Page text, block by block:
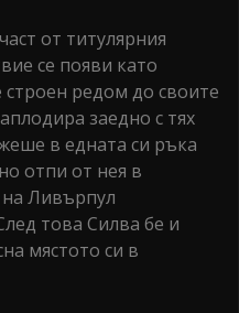
от титулярния
се появи като
строен редом до своите
заедно с тях
в едната си ръка
отпи от нея в
Ливърпул
това Силва бе и
мястото си в